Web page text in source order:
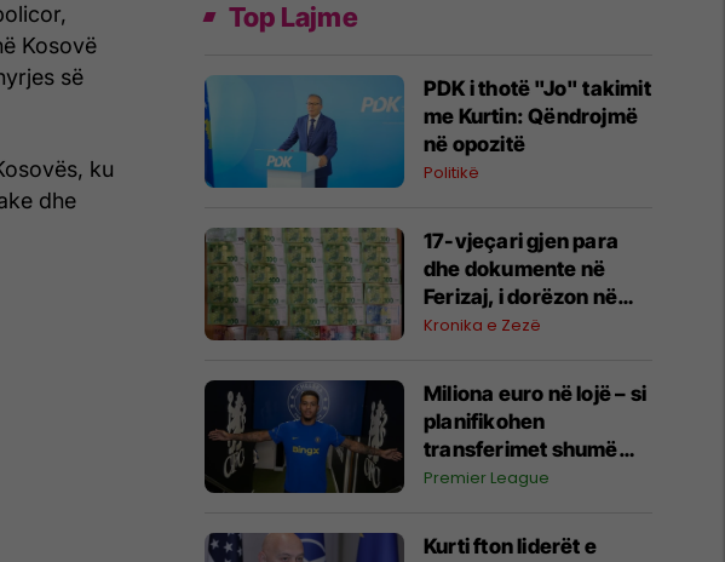
Kosovë
së
ku
dhe
Top Lajme
PDK i thotë "Jo" takimit
me Kurtin: Qëndrojmë
në opozitë
Politikë
17-vjeçari gjen para
dhe dokumente në
Ferizaj, i dorëzon në
polici
Kronika e Zezë
Miliona euro në lojë – si
planifikohen
transferimet shumë
muaj para hapjes së
Premier League
Kurti fton liderët e